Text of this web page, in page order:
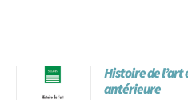
Histoire de l’art
antérieure